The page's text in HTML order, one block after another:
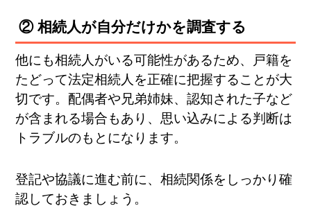
② 相続人が自分だけかを調査する
他にも相続人がいる可能性があるため、戸籍を
たどって法定相続人を正確に把握することが大
切です。配偶者や兄弟姉妹、認知された子など
が含まれる場合もあり、思い込みによる判断は
トラブルのもとになります。
登記や協議に進む前に、相続関係をしっかり確
認しておきましょう。